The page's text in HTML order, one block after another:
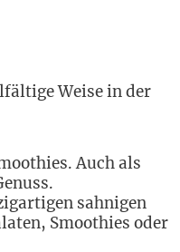
Weise in der
Auch als
sahnigen
Smoothies oder